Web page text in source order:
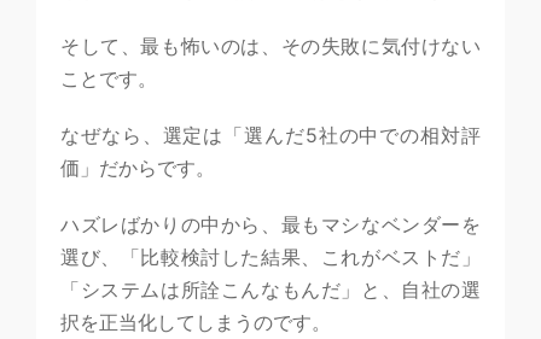
そして、最も怖いのは、その失敗に気付けない
ことです。
なぜなら、選定は「選んだ5社の中での相対評
価」だからです。
ハズレばかりの中から、最もマシなベンダーを
選び、「比較検討した結果、これがベストだ」
「システムは所詮こんなもんだ」と、自社の選
択を正当化してしまうのです。